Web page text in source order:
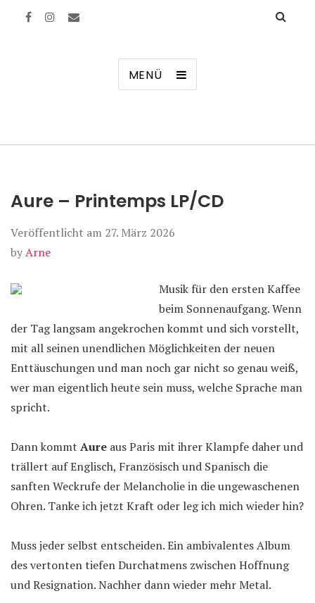
MENÜ
Aure – Printemps LP/CD
Veröffentlicht am 27. März 2026
byArne
Musik für den ersten Kaffee
beim Sonnenaufgang. Wenn
der Tag langsam angekrochen kommt und sich vorstellt,
mit all seinen unendlichen Möglichkeiten der neuen
Enttäuschungen und man noch gar nicht so genau weiß,
wer man eigentlich heute sein muss, welche Sprache man
spricht.
Dann kommt Aure aus Paris mit ihrer Klampfe daher und
trällert auf Englisch, Französisch und Spanisch die
sanften Weckrufe der Melancholie in die ungewaschenen
Ohren. Tanke ich jetzt Kraft oder leg ich mich wieder hin?
Muss jeder selbst entscheiden. Ein ambivalentes Album
des vertonten tiefen Durchatmens zwischen Hoffnung
und Resignation. Nachher dann wieder mehr Metal.